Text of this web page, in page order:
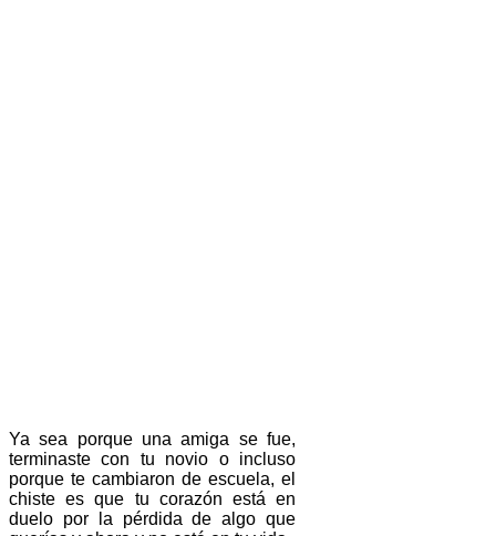
Ya sea porque una amiga se fue,
terminaste con tu novio o incluso
porque te cambiaron de escuela, el
chiste es que tu corazón está en
duelo por la pérdida de algo que